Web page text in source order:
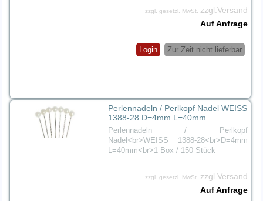
zzgl. gesetzl. MwSt.
zzgl.Versand
Auf Anfrage
Zur Zeit nicht lieferbar
Login
Perlennadeln / Perlkopf Nadel WEISS
1388-28 D=4mm L=40mm
Perlennadeln / Perlkopf
Nadel<br>WEISS 1388-28<br>D=4mm
L=40mm<br>1 Box / 150 Stück
zzgl. gesetzl. MwSt. zzgl.Versand
Auf Anfrage